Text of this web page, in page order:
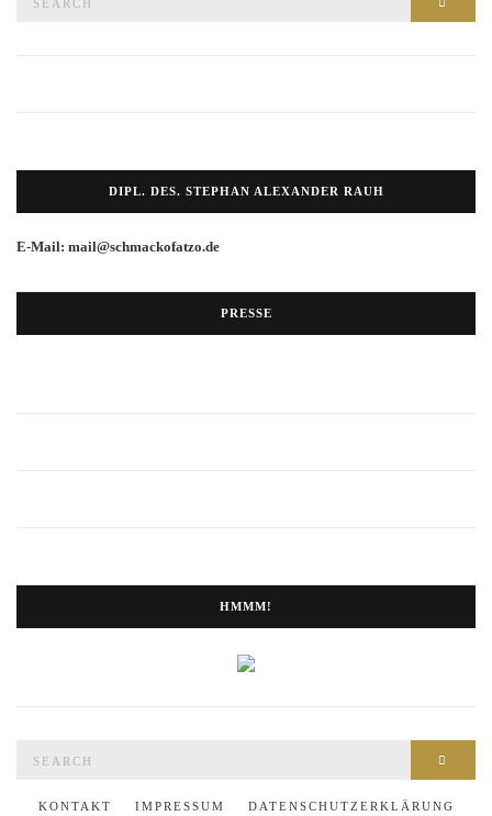
DIPL. DES. STEPHAN ALEXANDER RAUH
E-Mail: mail@schmackofatzo.de
PRESSE
HMMM!
KONTAKT IMPRESSUM DATENSCHUTZERKLÄRUNG